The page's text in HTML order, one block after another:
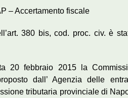
– Accertamento fiscale
380 bis, cod. proc. civ. è
20 febbraio 2015 la
dall’ Agenzia delle
tributaria provinciale di